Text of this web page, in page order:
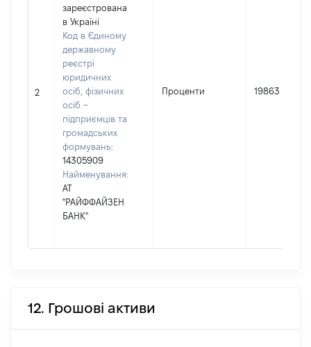
2
зареєстрована
в Україні
Код в Єдиному
державному
реєстрі
юридичних
осіб, фізичних
осіб –
підприємців та
громадських
формувань:
14305909
Найменування:
АТ
"РАЙФФАЙЗЕН
БАНК"
Проценти 19863
12. Грошові активи